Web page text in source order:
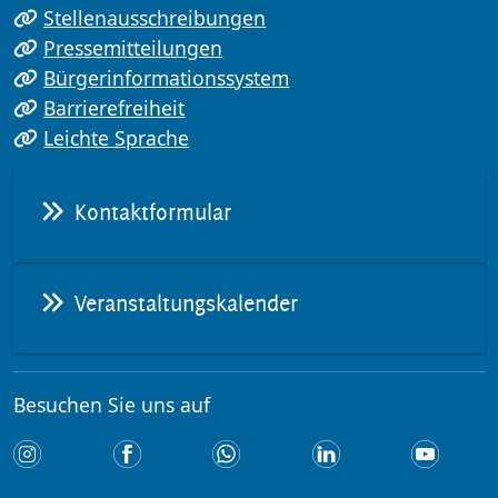
Stellenausschreibungen
Pressemitteilungen
Bürgerinformationssystem
Barrierefreiheit
Leichte Sprache
Kontaktformular
Veranstaltungskalender
Besuchen Sie uns auf